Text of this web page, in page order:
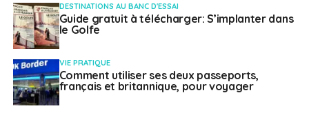
DESTINATIONS AU BANC D'ESSAI
Guide gratuit à télécharger: S’implanter dans
le Golfe
VIE PRATIQUE
Comment utiliser ses deux passeports,
français et britannique, pour voyager